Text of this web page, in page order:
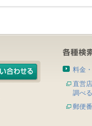
料金
直営
調べる
郵便